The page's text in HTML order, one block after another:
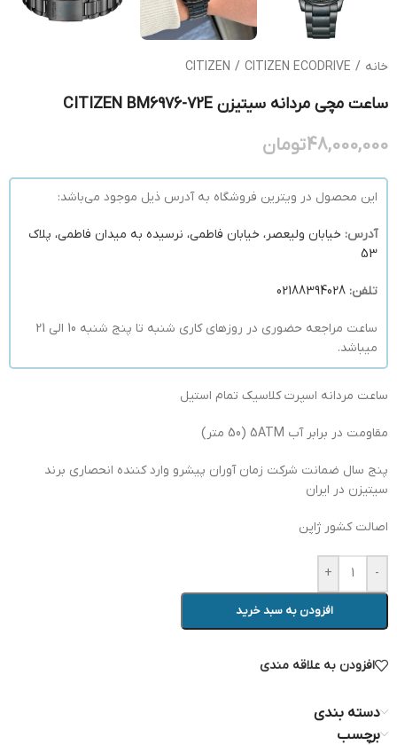
خانه /
CITIZEN / CITIZEN ECODRIVE
ساعت مچی مردانه سیتیزن CITIZEN BM6976-72E
48,000,000تومان
این محصول در ویترین فروشگاه به آدرس ذیل موجود می‌باشد:
آدرس: خیابان ولیعصر، خیابان فاطمی، نرسیده به میدان فاطمی، پلاک
53
تلفن: 02188394028
ساعت مراجعه حضوری در روزهای کاری شنبه تا پنج شنبه 10 الی 21
میباشد.
ساعت مردانه اسپرت کلاسیک تمام استیل
مقاومت در برابر آب 5ATM (50 متر)
پنج سال ضمانت شرکت زمان آوران پیشرو وارد کننده انحصاری برند
سیتیزن در ایران
اصالت کشور ژاپن
-
+
افزودن به سبد خرید
افزودن به علاقه مندی
دسته بندی
برچسب